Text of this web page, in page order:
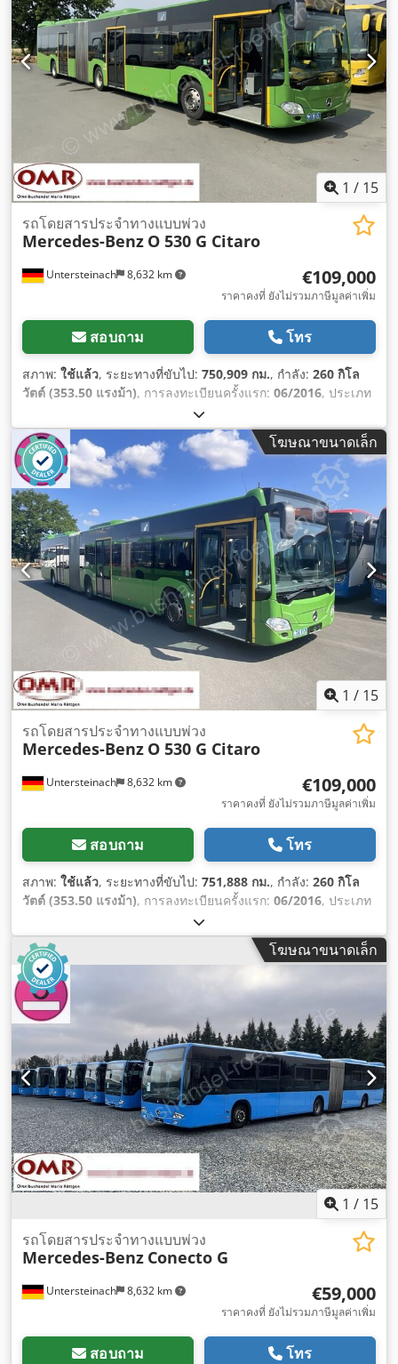
1 / 15
Untersteinach 8,632 km
รถโดยสารประจำทางแบบพ่วง
Mercedes-Benz O 530 G Citaro
€109,000
ราคาคงที่ ยังไม่รวมภาษีมูลค่าเพิ่ม
สอบถาม โทร
สภาพ: ใช้แล้ว, ระยะทางที่ขับไป: 750,909 กม., กำลัง: 260 กิโล
วัตต์ (353.50 แรงม้า), การลงทะเบียนครั้งแรก: 06/2016, ประเภท
อัตโนมัติ
มลพิษ:ยูโร 6, สี:เขียว, เบรก:รีทาร์เดอร์, ความยาวทั้งหมด:
18,120 มม, ความกว้างทั้งหมด:3,350 มม , ความสูงรวม:2,550
มม, ปีที่ผลิต:2016, อุปกรณ์:
พวงมาลัยเพาเวอร์, ระบบควบคุม
ความเร็วอัตโนมัติ, ระบบควบคุมแรงฉุด, เครื่องปรับอากาศ, เอบี
เอส,
โฆษณาขนาดเล็ก
1 / 15
Untersteinach 8,632 km
รถโดยสารประจำทางแบบพ่วง
Mercedes-Benz O 530 G Citaro
€109,000
ราคาคงที่ ยังไม่รวมภาษีมูลค่าเพิ่ม
สอบถาม โทร
สภาพ: ใช้แล้ว, ระยะทางที่ขับไป: 751,888 กม., กำลัง: 260 กิโล
วัตต์ (353.50 แรงม้า), การลงทะเบียนครั้งแรก: 06/2016, ประเภท
อัตโนมัติ
มลพิษ:ยูโร 6, สี:เขียว, เบรก:รีทาร์เดอร์, ความยาวทั้งหมด:
18,120 มม
, ความสูงรวม:2,550
มม, ปีที่ผลิต:
ฉุด, เครื่องปรับอากาศ, เอบีเอส
โฆษณาขนาดเล็ก
1 / 15
Untersteinach 8,632 km
รถโดยสารประจำทางแบบพ่วง
Mercedes-Benz Conecto G
€59,000
ราคาคงที่ ยังไม่รวมภาษีมูลค่าเพิ่ม
สอบถาม โทร